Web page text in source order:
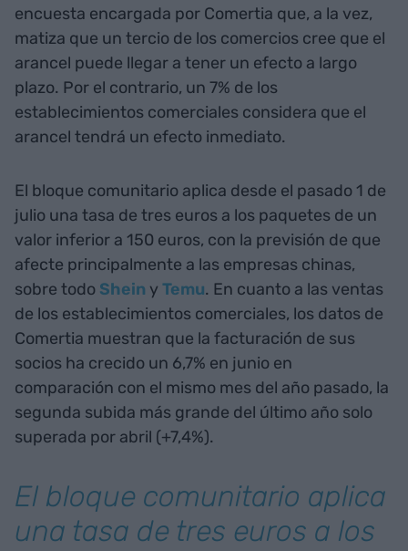
encuesta encargada por Comertia que, a la vez,
matiza que un tercio de los comercios cree que el
arancel puede llegar a tener un efecto a largo
plazo. Por el contrario, un 7% de los
establecimientos comerciales considera que el
arancel tendrá un efecto inmediato.
El bloque comunitario aplica desde el pasado 1 de
julio una tasa de tres euros a los paquetes de un
valor inferior a 150 euros, con la previsión de que
afecte principalmente a las empresas chinas,
sobre todo Shein y Temu. En cuanto a las ventas
de los establecimientos comerciales, los datos de
Comertia muestran que la facturación de sus
socios ha crecido un 6,7% en junio en
comparación con el mismo mes del año pasado, la
segunda subida más grande del último año solo
superada por abril (+7,4%).
El bloque comunitario aplica
una tasa de tres euros a los